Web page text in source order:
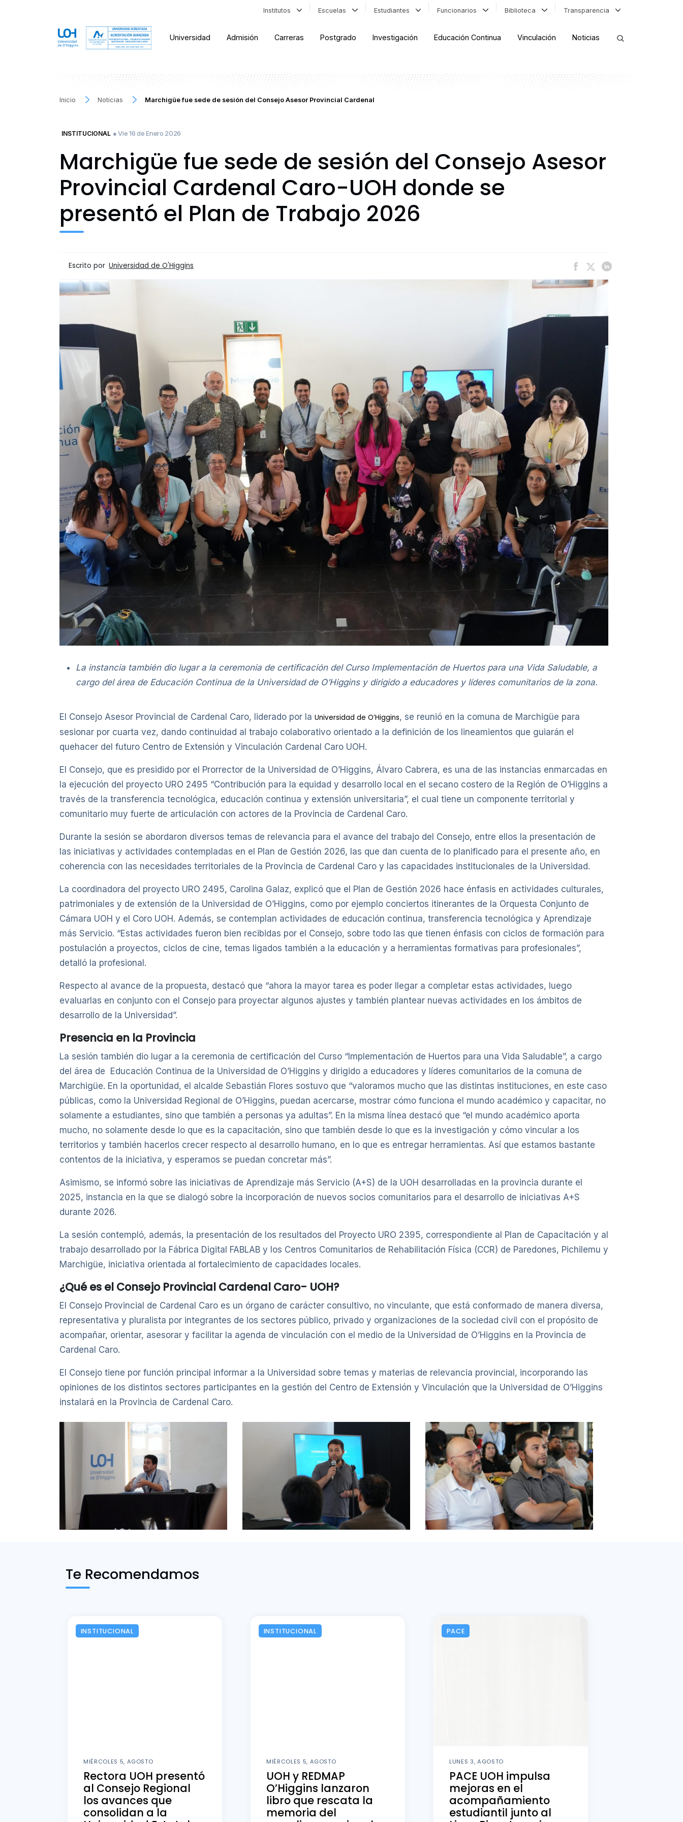
Institutos Escuelas Estudiantes Funcionarios Biblioteca Transparencia
Universidad Admisión Carreras Postgrado Investigación Educación Continua Vinculación Noticias
Inicio Noticias Marchigüe fue sede de sesión del Consejo Asesor Provincial Cardenal
INSTITUCIONAL ● Vie 16 de Enero 2026
Marchigüe fue sede de sesión del Consejo Asesor
Provincial Cardenal Caro-UOH donde se
presentó el Plan de Trabajo 2026
Escrito por Universidad de O'Higgins
La instancia también dio lugar a la ceremonia de certificación del Curso Implementación de Huertos para una Vida Saludable, a
cargo del área de Educación Continua de la Universidad de O’Higgins y dirigido a educadores y líderes comunitarios de la zona.
El Consejo Asesor Provincial de Cardenal Caro, liderado por la Universidad de O’Higgins, se reunió en la comuna de Marchigüe para
sesionar por cuarta vez, dando continuidad al trabajo colaborativo orientado a la definición de los lineamientos que guiarán el
quehacer del futuro Centro de Extensión y Vinculación Cardenal Caro UOH.
El Consejo, que es presidido por el Prorrector de la Universidad de O’Higgins, Álvaro Cabrera, es una de las instancias enmarcadas en
la ejecución del proyecto URO 2495 “Contribución para la equidad y desarrollo local en el secano costero de la Región de O’Higgins a
través de la transferencia tecnológica, educación continua y extensión universitaria”, el cual tiene un componente territorial y
comunitario muy fuerte de articulación con actores de la Provincia de Cardenal Caro.
Durante la sesión se abordaron diversos temas de relevancia para el avance del trabajo del Consejo, entre ellos la presentación de
las iniciativas y actividades contempladas en el Plan de Gestión 2026, las que dan cuenta de lo planificado para el presente año, en
coherencia con las necesidades territoriales de la Provincia de Cardenal Caro y las capacidades institucionales de la Universidad.
La coordinadora del proyecto URO 2495, Carolina Galaz, explicó que el Plan de Gestión 2026 hace énfasis en actividades culturales,
patrimoniales y de extensión de la Universidad de O’Higgins, como por ejemplo conciertos itinerantes de la Orquesta Conjunto de
Cámara UOH y el Coro UOH. Además, se contemplan actividades de educación continua, transferencia tecnológica y Aprendizaje
más Servicio. “Estas actividades fueron bien recibidas por el Consejo, sobre todo las que tienen énfasis con ciclos de formación para
postulación a proyectos, ciclos de cine, temas ligados también a la educación y a herramientas formativas para profesionales”,
detalló la profesional.
Respecto al avance de la propuesta, destacó que “ahora la mayor tarea es poder llegar a completar estas actividades, luego
evaluarlas en conjunto con el Consejo para proyectar algunos ajustes y también plantear nuevas actividades en los ámbitos de
desarrollo de la Universidad”.
Presencia en la Provincia
La sesión también dio lugar a la ceremonia de certificación del Curso “Implementación de Huertos para una Vida Saludable”, a cargo
del área de Educación Continua de la Universidad de O’Higgins y dirigido a educadores y líderes comunitarios de la comuna de
Marchigüe. En la oportunidad, el alcalde Sebastián Flores sostuvo que “valoramos mucho que las distintas instituciones, en este caso
públicas, como la Universidad Regional de O’Higgins, puedan acercarse, mostrar cómo funciona el mundo académico y capacitar, no
solamente a estudiantes, sino que también a personas ya adultas”. En la misma línea destacó que “el mundo académico aporta
mucho, no solamente desde lo que es la capacitación, sino que también desde lo que es la investigación y cómo vincular a los
territorios y también hacerlos crecer respecto al desarrollo humano, en lo que es entregar herramientas. Así que estamos bastante
contentos de la iniciativa, y esperamos se puedan concretar más”.
Asimismo, se informó sobre las iniciativas de Aprendizaje más Servicio (A+S) de la UOH desarrolladas en la provincia durante el
2025, instancia en la que se dialogó sobre la incorporación de nuevos socios comunitarios para el desarrollo de iniciativas A+S
durante 2026.
La sesión contempló, además, la presentación de los resultados del Proyecto URO 2395, correspondiente al Plan de Capacitación y al
trabajo desarrollado por la Fábrica Digital FABLAB y los Centros Comunitarios de Rehabilitación Física (CCR) de Paredones, Pichilemu y
Marchigüe, iniciativa orientada al fortalecimiento de capacidades locales.
¿Qué es el Consejo Provincial Cardenal Caro- UOH?
El Consejo Provincial de Cardenal Caro es un órgano de carácter consultivo, no vinculante, que está conformado de manera diversa,
representativa y pluralista por integrantes de los sectores público, privado y organizaciones de la sociedad civil con el propósito de
acompañar, orientar, asesorar y facilitar la agenda de vinculación con el medio de la Universidad de O’Higgins en la Provincia de
Cardenal Caro.
El Consejo tiene por función principal informar a la Universidad sobre temas y materias de relevancia provincial, incorporando las
opiniones de los distintos sectores participantes en la gestión del Centro de Extensión y Vinculación que la Universidad de O’Higgins
instalará en la Provincia de Cardenal Caro.
Te Recomendamos
INSTITUCIONAL
MIÉRCOLES 5, AGOSTO
Rectora UOH presentó
al Consejo Regional
los avances que
consolidan a la
INSTITUCIONAL
MIÉRCOLES 5, AGOSTO
UOH y REDMAP
O’Higgins lanzaron
libro que rescata la
memoria del
PACE
LUNES 3, AGOSTO
PACE UOH impulsa
mejoras en el
acompañamiento
estudiantil junto al